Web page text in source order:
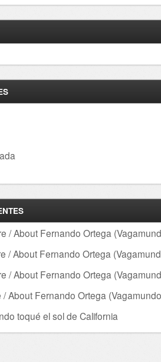
/ About Fernando Ortega
/ About Fernando Ortega
/ About Fernando Ortega
/ About Fernando Ortega
toqué el sol de California